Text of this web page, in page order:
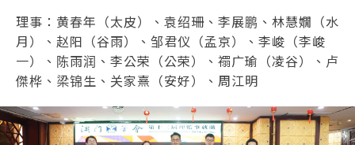
理事：黄春年（太皮）、袁绍珊、李展鹏、林慧嫺（水
月）、赵阳（谷雨）、邹君仪（孟京）、李峻（李峻
一）、陈雨润、李公荣（公荣）、禤广瑜（凌谷）、卢
傑桦、梁锦生、关家熹（安好）、周江明